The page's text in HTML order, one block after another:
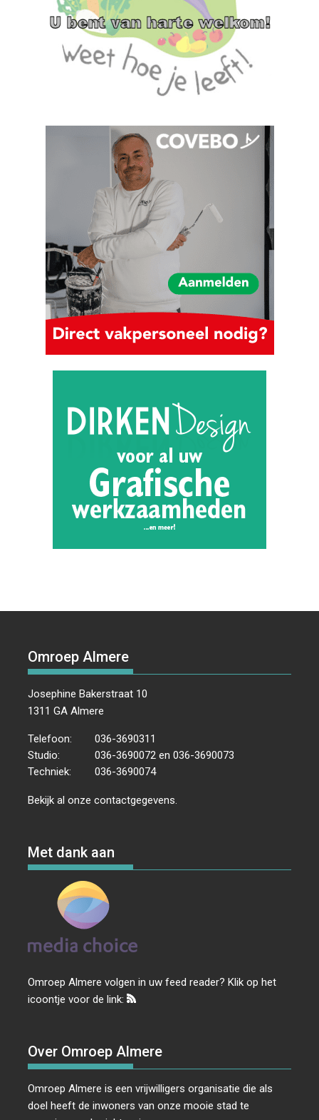
Omroep Almere
Josephine Bakerstraat 10
1311 GA Almere
Telefoon:
036-3690311
Studio:
036-3690072 en 036-3690073
Techniek:
036-3690074
Bekijk al onzecontactgegevens
Met dank aan
Omroep Almere volgen in uw feed reader? Klik op het
icoontje voor de link:
Over Omroep Almere
Omroep Almere is een vrijwilligers organisatie die als
doel heeft de inwoners van onze mooie stad te